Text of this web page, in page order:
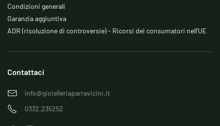
Condizioni generali
Garanzia aggiuntiva
ADR (risoluzione di controversie) - Ricorsi dei consumatori nell’UE
Contattaci
info@gioielleriaparravicini.it
0332.235252